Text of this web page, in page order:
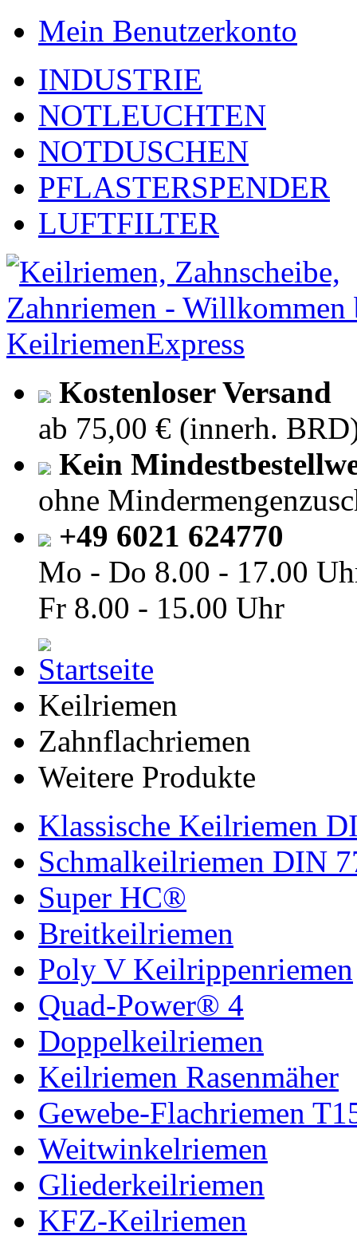
Mein Benutzerkonto
INDUSTRIE
NOTLEUCHTEN
NOTDUSCHEN
PFLASTERSPENDER
LUFTFILTER
Kostenloser Versand
ab 75,00 € (innerh.
Kein
ohne
+49 6021 624770
Mo - Do 8.00 - 17.00
Fr 8.00 - 15.00 Uhr
Keilriemen
Zahnflachriemen
Weitere Produkte
Klassische Keilriemen
Schmalkeilriemen DIN
Super HC®
Breitkeilriemen
Poly V Keilrippenriemen
Quad-Power® 4
Doppelkeilriemen
Keilriemen Rasenmäher
Gewebe-Flachriemen
Weitwinkelriemen
Gliederkeilriemen
KFZ-Keilriemen